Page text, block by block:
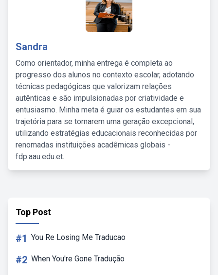
Sandra
Como orientador, minha entrega é completa ao
progresso dos alunos no contexto escolar, adotando
técnicas pedagógicas que valorizam relações
autênticas e são impulsionadas por criatividade e
entusiasmo. Minha meta é guiar os estudantes em sua
trajetória para se tornarem uma geração excepcional,
utilizando estratégias educacionais reconhecidas por
renomadas instituições acadêmicas globais -
fdp.aau.edu.et.
Top Post
#1 You Re Losing Me Traducao
#2 When You're Gone Tradução